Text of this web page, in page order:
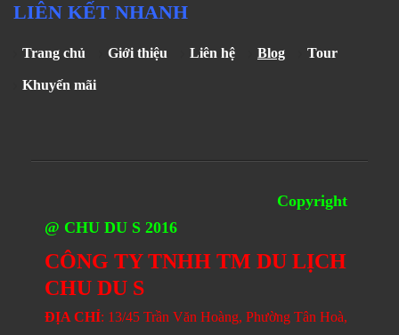
LIÊN KẾT NHANH
Trang chủ Giới thiệu Liên hệ Blog Tour
Khuyến mãi
Copyright
@ CHU DU S 2016
CÔNG TY TNHH TM DU LỊCH
CHU DU S
ĐỊA CHỈ: 13/45 Trần Văn Hoàng, Phường Tân Hoà,